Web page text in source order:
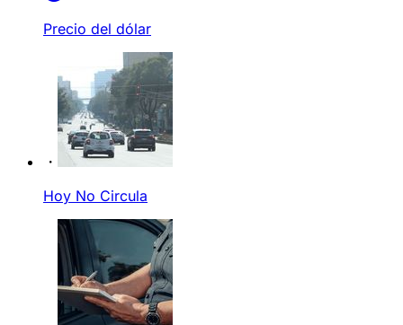
Precio del dólar
Hoy No Circula